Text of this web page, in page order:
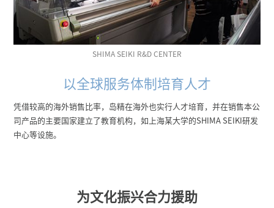
SHIMA SEIKI R&D CENTER
以全球服务体制培育人才
凭借较高的海外销售比率，岛精在海外也实行人才培育，并在销售本公
司产品的主要国家建立了教育机构，如上海某大学的SHIMA SEIKI研发
中心等设施。
为文化振兴合力援助